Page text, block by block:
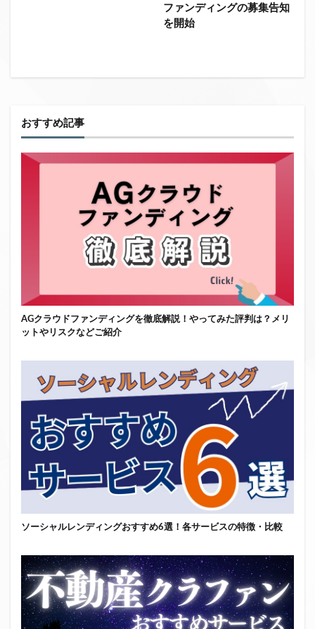
ファンディングの募集告知
を開始
おすすめ記事
AGクラウドファンディングを徹底解説！やってみた評判は？メリ
ットやリスクなどご紹介
ソーシャルレンディングおすすめ6選！各サービスの特徴・比較